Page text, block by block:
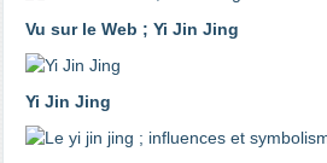
Vu sur le Web ; Yi Jin Jing
Yi Jin Jing